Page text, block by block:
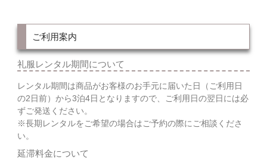
ご利用案内
礼服レンタル期間について
レンタル期間は商品がお客様のお手元に届いた日（ご利用日
の2日前）から3泊4日となりますので、ご利用日の翌日には必
ずご発送ください。
※長期レンタルをご希望の場合はご予約の際にご相談くださ
い。
延滞料金について